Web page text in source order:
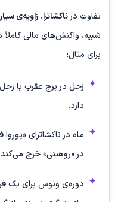
تفاوت درناکشاترا، زاویه‌ی
شبیه، واکنش‌های مالی کاملاً
برای مثال:
زحل در برج عقرب با
دارد.
ماه در ناکشاترای
در «روهینی» خرج
دوره‌ی ونوس برای یک